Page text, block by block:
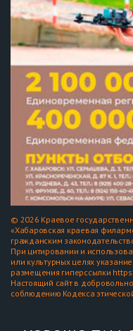
© 2026 Краевое
«Хабаровская краевая
гражданским
При цитировании и
или культурных целях
размещения гиперссылки
Настоящий сайт в
соблюдению Кодекса